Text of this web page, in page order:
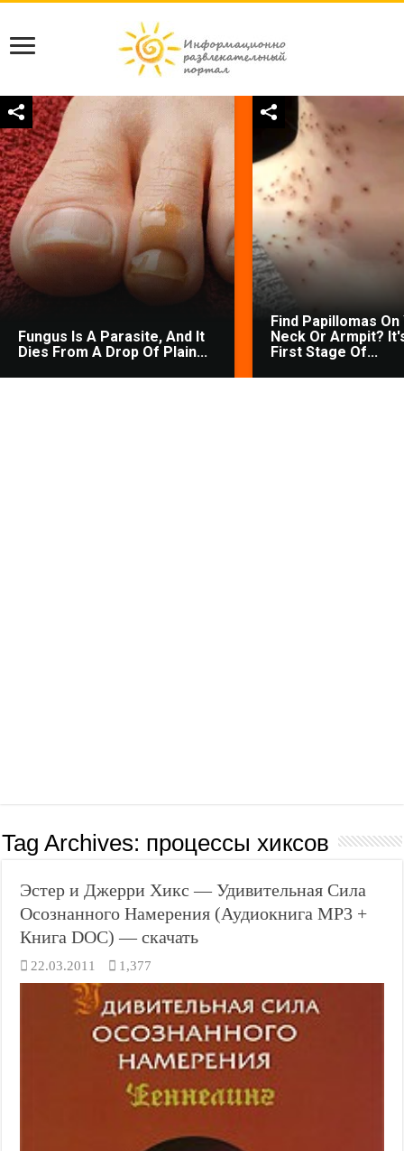
Fungus Is A Parasite, And It
Dies From A Drop Of Plain...
Find Papillomas On
Neck Or Armpit?
First Stage Of...
Tag Archives: процессы хиксов
Эстер и Джерри Хикс — Удивительная Сила
Осознанного Намерения (Аудиокнига MP3 +
Книга DOC) — скачать
22.03.2011 1,377